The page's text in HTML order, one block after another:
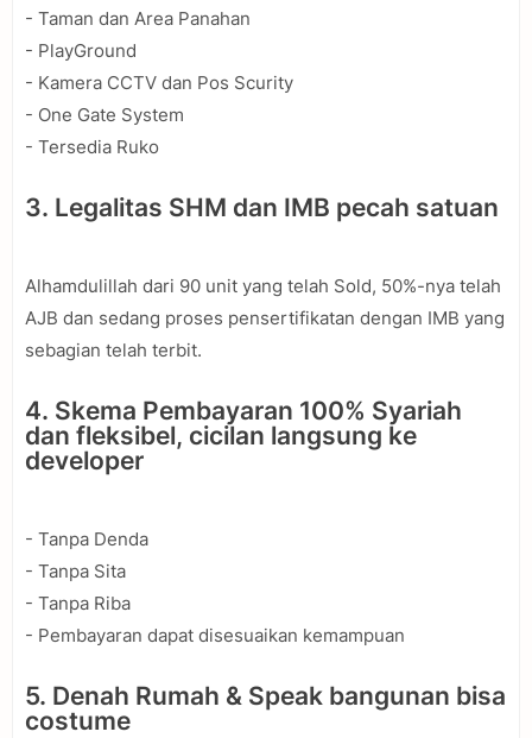
- Taman dan Area Panahan
- PlayGround
- Kamera CCTV dan Pos Scurity
- One Gate System
- Tersedia Ruko
3. Legalitas SHM dan IMB pecah satuan
Alhamdulillah dari 90 unit yang telah Sold, 50%-nya telah
AJB dan sedang proses pensertifikatan dengan IMB yang
sebagian telah terbit.
4. Skema Pembayaran 100% Syariah
dan fleksibel, cicilan langsung ke
developer
- Tanpa Denda
- Tanpa Sita
- Tanpa Riba
- Pembayaran dapat disesuaikan kemampuan
5. Denah Rumah & Speak bangunan bisa
costume